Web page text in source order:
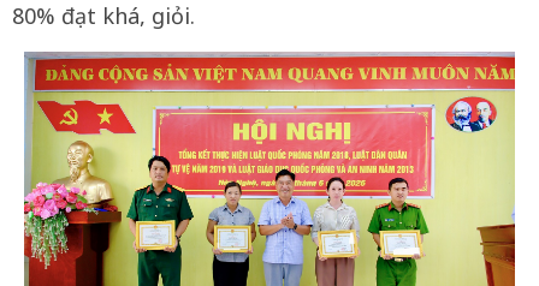
80% đạt khá, giỏi.